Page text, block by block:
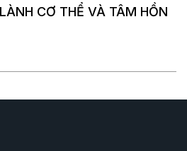
CƠ THỂ VÀ TÂM HỒN